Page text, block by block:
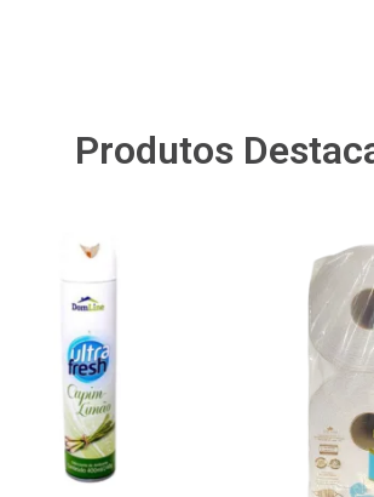
Produtos